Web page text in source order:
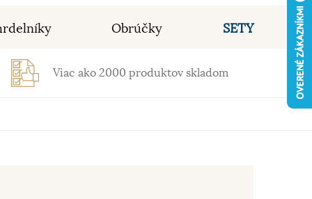
Obrúčky SETY
Viac ako 2000 produktov skladom